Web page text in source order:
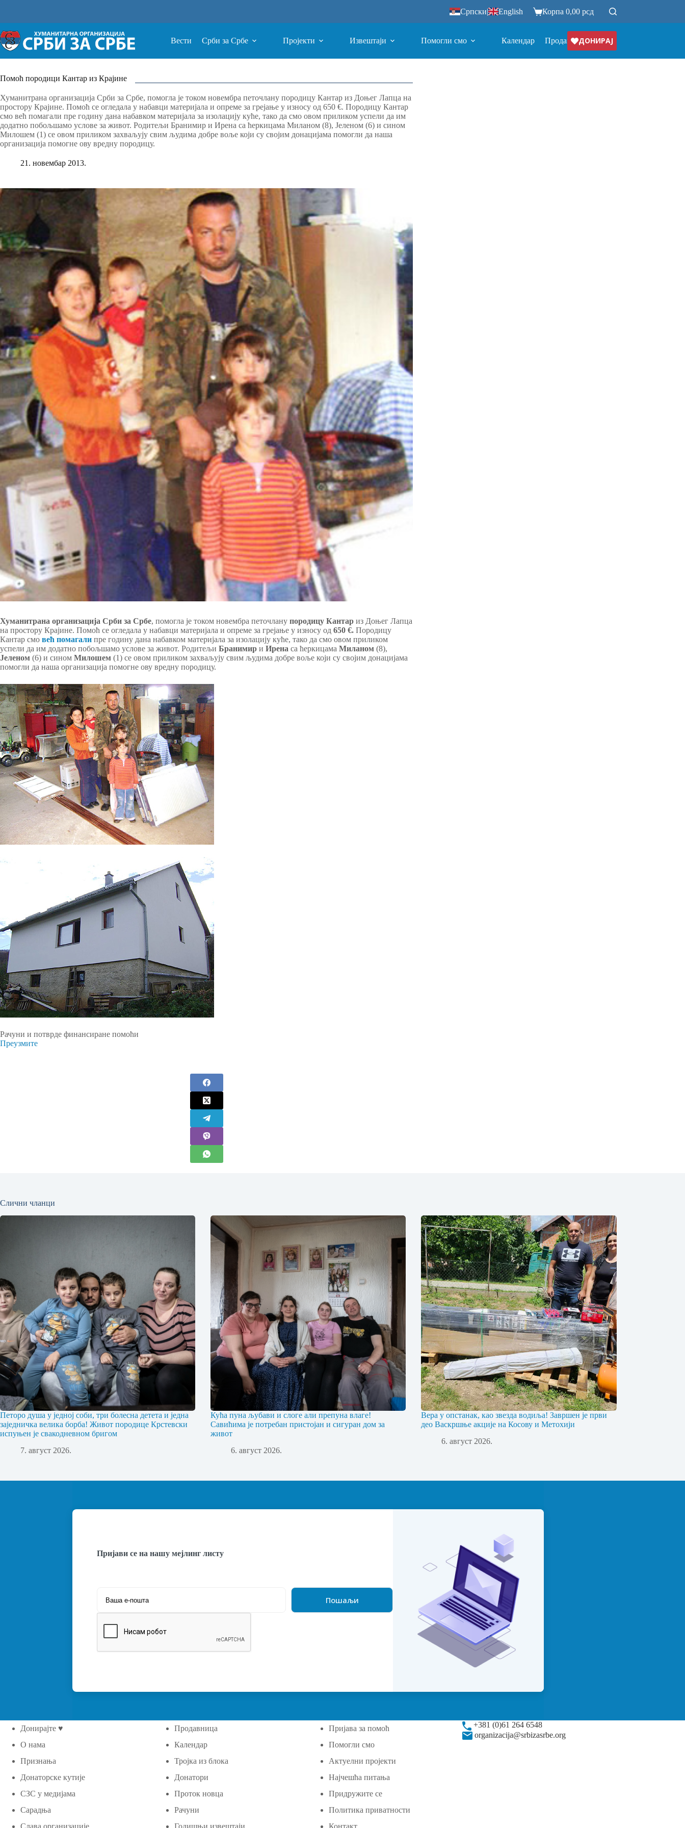
Српски| English Корпа 0,00 рсд
Вести Срби за Србе Пројекти Извештаји Помогли смо Календар ПродавницаДОНИРАЈ
Помоћ породици Кантар из Крајине
Хуманитрана организација Срби за Србе, помогла је током новембра петочлану породицу Кантар из Доњег Лапца на
простору Крајине. Помоћ се огледала у набавци материјала и опреме за грејање у износу од 650 €. Породицу Кантар
смо већ помагали пре годину дана набавком материјала за изолацију куће, тако да смо овом приликом успели да им
додатно побољшамо услове за живот. Родитељи Бранимир и Ирена са ћеркицама Миланом (8), Јеленом (6) и сином
Милошем (1) се овом приликом захваљују свим људима добре воље који су својим донацијама помогли да наша
организација помогне ову вредну породицу.
21. новембар 2013.
Хуманитрана организација Срби за Србе, помогла је током новембра петочлану породицу Кантар из Доњег Лапца
на простору Крајине. Помоћ се огледала у набавци материјала и опреме за грејање у износу од 650 €. Породицу
Кантар смо већ помагали пре годину дана набавком материјала за изолацију куће, тако да смо овом приликом
успели да им додатно побољшамо услове за живот. Родитељи Бранимир и Ирена са ћеркицама Миланом (8),
Јеленом (6) и сином Милошем (1) се овом приликом захваљују свим људима добре воље који су својим донацијама
помогли да наша организација помогне ову вредну породицу.
Рачуни и потврде финансиране помоћи
Преузмите
Слични чланци
Петоро душа у једној соби, три болесна детета и једна
заједничка велика борба! Живот породице Крстевски
испуњен је свакодневном бригом
7. август 2026.
Кућа пуна љубави и слоге али препуна влаге!
Савићима је потребан пристојан и сигуран дом за
живот
6. август 2026.
Вера у опстанак, као звезда водиља! Завршен је први
део Васкршње акције на Косову и Метохији
6. август 2026.
Пријави се на нашу мејлинг листу
Донирајте ♥
О нама
Признања
Донаторске кутије
СЗС у медијама
Сарадња
Продавница
Календар
Тројка из блока
Донатори
Проток новца
Рачуни
Пријава за помоћ
Помогли смо
Актуелни пројекти
Најчешћа питања
Придружите се
Политика приватности
+381 (0)61 264 6548
organizacija@srbizasrbe.org